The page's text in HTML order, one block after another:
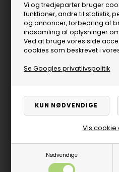
Vi og tredjeparter bruger
funktioner, andre til statistik,
og annoncer, forbedring af
indsamling af oplysninger
Ved at bruge vores side
cookies som beskrevet i
Se Googles privatlivspolitik
Nødvendige
Vis cookie